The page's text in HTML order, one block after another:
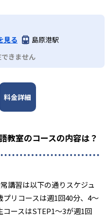
発のノウハウを結集した
ン型学習ツール、ワーク
運用能力を養成する。教
ており、家庭学習との連携
ている。
JHコース）
回50分、高学年のSTEP4～
指導法）を取り入れた会話
1～2年生向けに週1回60～
学習を両立し、コミュニケ
る。
って開講コースやレッスン
、希望するコースが近隣
る。また、教材費や年間
ほか、週1回のペースで学
には家庭での追加学習が
ループレッスンのため、個
る必要がある。
見る
島原港駅
きません
料金詳細
教室のコースの内容は？
講習は以下の通りスケジュ
リコースは週1回40分、4～
ースはSTEP1～3が週1回